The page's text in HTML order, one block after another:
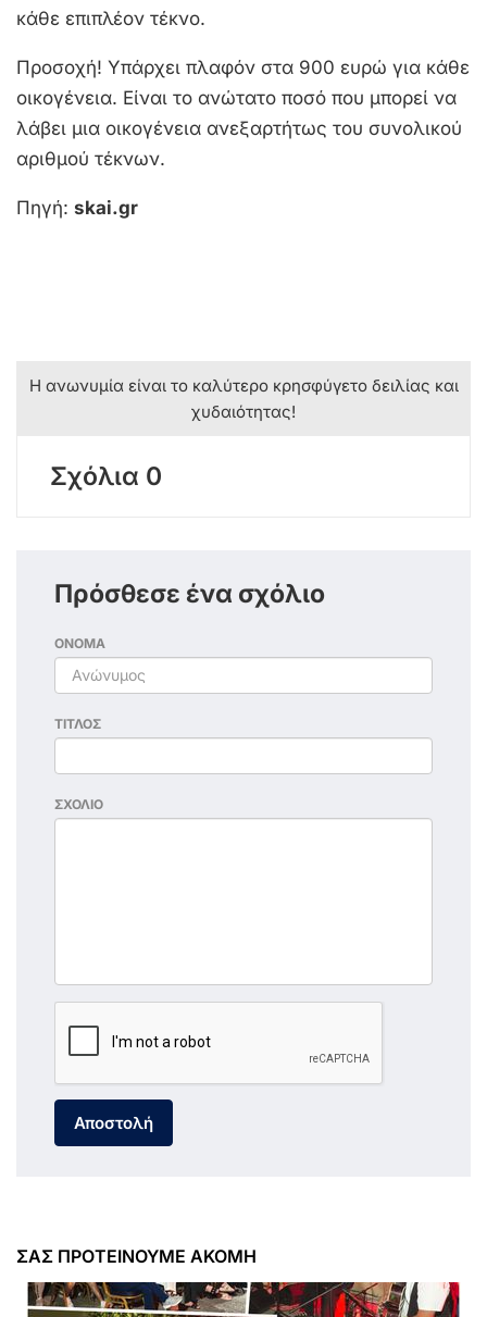
κάθε επιπλέον τέκνο.
Προσοχή! Υπάρχει πλαφόν στα 900 ευρώ για κάθε
οικογένεια. Είναι το ανώτατο ποσό που μπορεί να
λάβει μια οικογένεια ανεξαρτήτως του συνολικού
αριθμού τέκνων.
Πηγή: skai.gr
Η ανωνυμία είναι το καλύτερο κρησφύγετο δειλίας και
χυδαιότητας!
Σχόλια 0
Πρόσθεσε ένα σχόλιο
ΟΝΟΜΑ
ΤΙΤΛΟΣ
ΣΧΟΛΙΟ
Αποστολή
ΣΑΣ ΠΡΟΤΕΙΝΟΥΜΕ ΑΚΟΜΗ